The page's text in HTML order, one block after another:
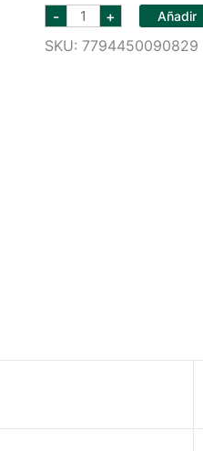
- alamos
malbec
375
ml
+ Añadir
SKU: 7794450090829